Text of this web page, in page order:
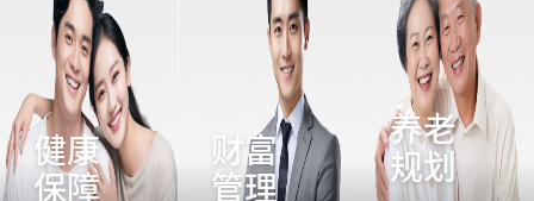
健康
保障
财富
管理
养老
规划